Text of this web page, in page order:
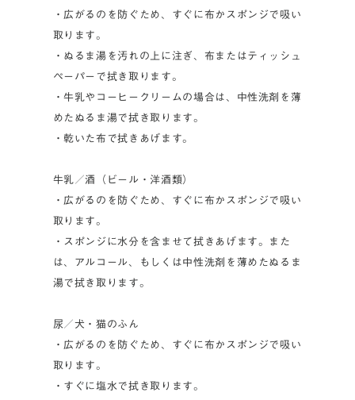
・広がるのを防ぐため、すぐに布かスポンジで吸い
取ります。
・ぬるま湯を汚れの上に注ぎ、布またはティッシュ
ペーパーで拭き取ります。
・牛乳やコーヒークリームの場合は、中性洗剤を薄
めたぬるま湯で拭き取ります。
・乾いた布で拭きあげます。
牛乳／酒（ビール・洋酒類）
・広がるのを防ぐため、すぐに布かスポンジで吸い
取ります。
・スポンジに水分を含ませて拭きあげます。また
は、アルコール、もしくは中性洗剤を薄めたぬるま
湯で拭き取ります。
尿／犬・猫のふん
・広がるのを防ぐため、すぐに布かスポンジで吸い
取ります。
・すぐに塩水で拭き取ります。